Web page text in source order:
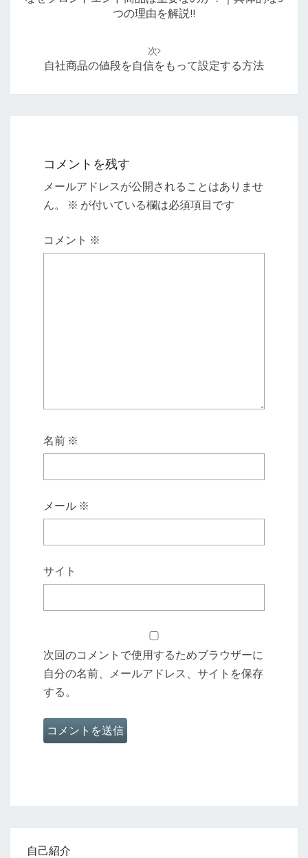
ン
つの理由を解説!!
次
自社商品の値段を自信をもって設定する方法
コメントを残す
メールアドレスが公開されることはありませ
ん。
※ が付いている欄は必須項目です
コメント ※
名前 ※
メール ※
サイト
次回のコメントで使用するためブラウザーに
自分の名前、メールアドレス、サイトを保存
する。
自己紹介